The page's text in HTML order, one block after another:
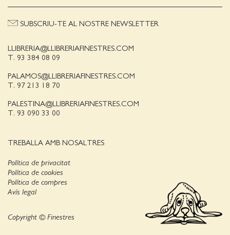
LLIBRERIA@LLIBRERIAFINESTRES.COM
T. 93 384 08 09
PALAMOS@LLIBRERIAFINESTRES.COM
T. 97 213 18 70
PALESTINA@LLIBRERIAFINESTRES.COM
T. 93 090 33 00
TREBALLA AMB NOSALTRES
SUBSCRIU-TE AL NOSTRE NEWSLETTER
Política de privacitat
Política de cookies
Avís legal
Política de compres
Copyright © Finestres